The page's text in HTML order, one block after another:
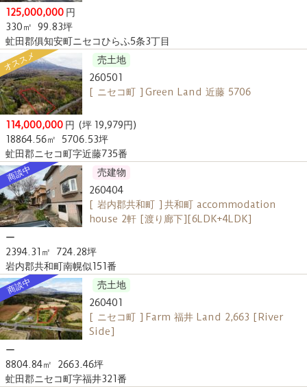
125,000,000 円
330㎡ 99.83坪
虻田郡俱知安町ニセコひらふ5条3丁目
オススメ
売土地
260501
[ ニセコ町 ] Green Land 近藤 5706
114,000,000 円 (坪 19,979円)
18864.56㎡
5706.53坪
虻田郡ニセコ町字近藤735番
商談中
売建物
260404
[ 岩内郡共和町 ] 共和町 accommodation
house 2軒 [渡り廊下][6LDK+4LDK]
ー
2394.31㎡
724.28坪
岩内郡共和町南幌似151番
商談中
売土地
260401
[ ニセコ町 ] Farm 福井 Land 2,663 [River
Side]
ー
8804.84㎡
2663.46坪
虻田郡ニセコ町字福井321番